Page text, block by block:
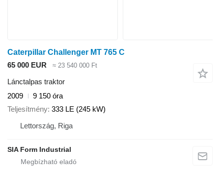
Caterpillar Challenger MT 765 C
65 000 EUR
≈ 23 540 000 Ft
Lánctalpas traktor
2009
9 150 óra
Teljesítmény 333 LE (245 kW)
Lettország, Riga
SIA Form Industrial